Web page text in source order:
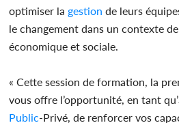
optimiser la gestion de leurs
le changement dans un contexte
économique et sociale.
« Cette session de formation, la
vous offre l’opportunité, en tant
Public-Privé, de renforcer vos